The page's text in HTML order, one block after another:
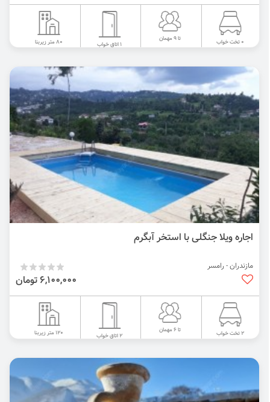
0 تخت خواب تا 9 مهمان
1 اتاق خواب 80 متر زیربنا
اجاره ویلا جنگلی با استخر آبگرم
مازندران - رامسر
6,100,000 تومان
2 تخت خواب تا 6 مهمان
2 اتاق خواب 120 متر زیربنا